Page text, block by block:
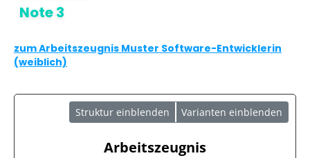
Note 3
zum Arbeitszeugnis Muster Software-Entwicklerin
(weiblich)
Struktur einblenden Varianten einblenden
Arbeitszeugnis